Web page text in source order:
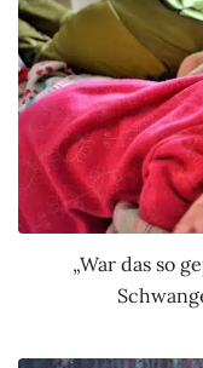
„War das so